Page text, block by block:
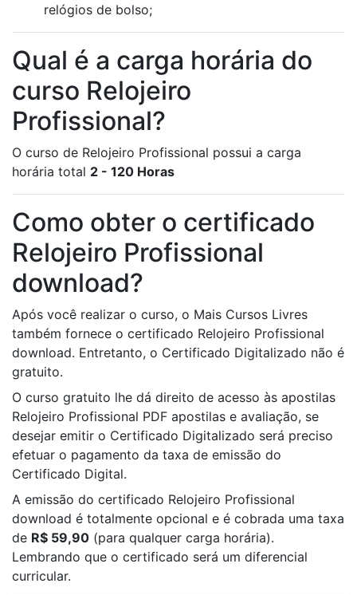
relógios de bolso;
Qual é a carga horária do
curso Relojeiro
Profissional?
O curso de Relojeiro Profissional possui a carga
horária total 2 - 120 Horas
Como obter o certificado
Relojeiro Profissional
download?
Após você realizar o curso, o Mais Cursos Livres
também fornece o certificado Relojeiro Profissional
download. Entretanto, o Certificado Digitalizado não é
gratuito.
O curso gratuito lhe dá direito de acesso às apostilas
Relojeiro Profissional PDF apostilas e avaliação, se
desejar emitir o Certificado Digitalizado será preciso
efetuar o pagamento da taxa de emissão do
Certificado Digital.
A emissão do certificado Relojeiro Profissional
download é totalmente opcional e é cobrada uma taxa
de R$ 59,90 (para qualquer carga horária).
Lembrando que o certificado será um diferencial
curricular.